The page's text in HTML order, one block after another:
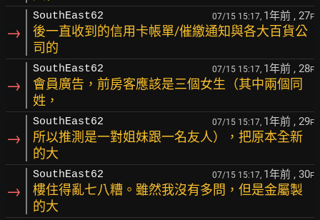
→
SouthEast62 07/15 15:17, 1年前 , 27F
後一直收到的信用卡帳單/催繳通知與各大百貨公
司的
→
SouthEast62 07/15 15:17, 1年前 , 28F
會員廣告，前房客應該是三個女生（其中兩個同
姓，
→
SouthEast62 07/15 15:17, 1年前 , 29F
所以推測是一對姐妹跟一名友人），把原本全新
的大
→
SouthEast62 07/15 15:17, 1年前 , 30F
樓住得亂七八糟。雖然我沒有多問，但是金屬製
的大